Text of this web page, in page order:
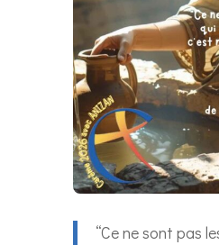
“Ce ne sont pas